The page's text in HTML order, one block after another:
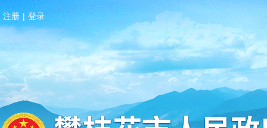
注册 | 登录